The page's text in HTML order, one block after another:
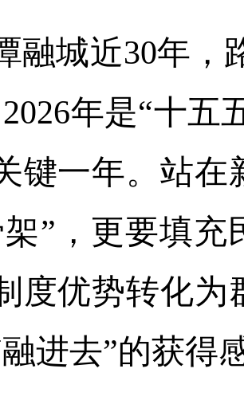
融城近30年，
年是“十
键一年。站
架”，更要填
度优势转化为
进去”的获得